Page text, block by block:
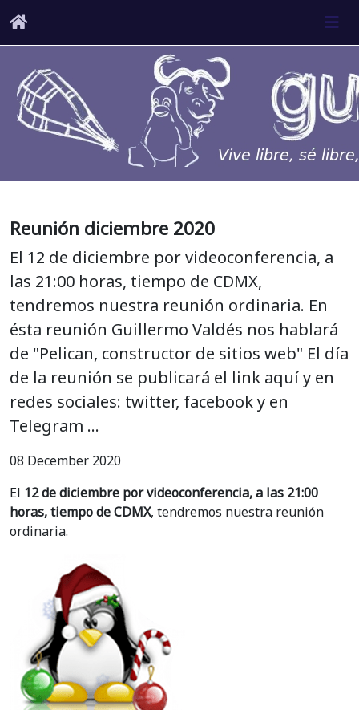
Reunión diciembre 2020
El 12 de diciembre por videoconferencia, a
las 21:00 horas, tiempo de CDMX,
tendremos nuestra reunión ordinaria. En
ésta reunión Guillermo Valdés nos hablará
de "Pelican, constructor de sitios web" El día
de la reunión se publicará el link aquí y en
redes sociales: twitter, facebook y en
Telegram …
08 December 2020
El 12 de diciembre por videoconferencia, a las 21:00
horas, tiempo de CDMX, tendremos nuestra reunión
ordinaria.